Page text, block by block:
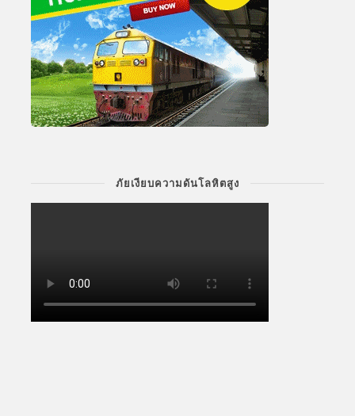
ภัยเงียบความดันโลหิตสูง